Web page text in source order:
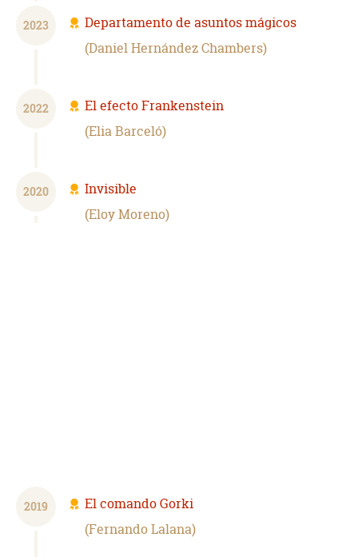
2023
Departamento de asuntos mágicos
Daniel Hernández Chambers
2022
El efecto Frankenstein
Elia Barceló
2020
Invisible
Eloy Moreno
2019
El comando Gorki
Fernando Lalana